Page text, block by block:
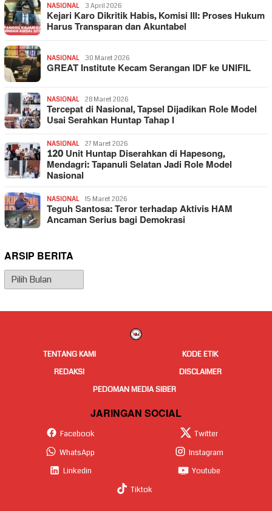
NASIONAL 3 April 2026
Kejari Karo Dikritik Habis, Komisi III: Proses Hukum
Harus Transparan dan Akuntabel
NASIONAL 30 Maret 2026
GREAT Institute Kecam Serangan IDF ke UNIFIL
NASIONAL 28 Maret 2026
Tercepat di Nasional, Tapsel Dijadikan Role Model
Usai Serahkan Huntap Tahap I
NASIONAL 27 Maret 2026
120 Unit Huntap Diserahkan di Hapesong,
Mendagri: Tapanuli Selatan Jadi Role Model
Nasional
NASIONAL 15 Maret 2026
Teguh Santosa: Teror terhadap Aktivis HAM
Ancaman Serius bagi Demokrasi
ARSIP BERITA
Arsip
Berita
TENTANG KAMI
KODE ETIK
REDAKSI
DISCLAIMER
PEDOMAN MEDIA SIBER
JARINGAN SOCIAL
Facebook
Twitter
WhatsApp
Instagram
Linkedin
Youtube
Tiktok